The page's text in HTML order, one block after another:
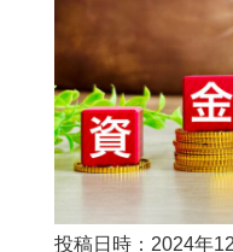
投稿日時：2024年